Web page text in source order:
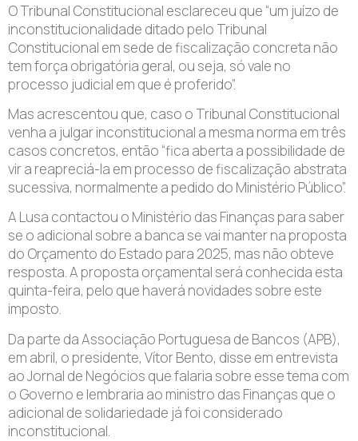
O Tribunal Constitucional esclareceu que “um juízo de
inconstitucionalidade ditado pelo Tribunal
Constitucional em sede de fiscalização concreta não
tem força obrigatória geral, ou seja, só vale no
processo judicial em que é proferido”.
Mas acrescentou que, caso o Tribunal Constitucional
venha a julgar inconstitucional a mesma norma em três
casos concretos, então “fica aberta a possibilidade de
vir a reapreciá-la em processo de fiscalização abstrata
sucessiva, normalmente a pedido do Ministério Público”.
A Lusa contactou o Ministério das Finanças para saber
se o adicional sobre a banca se vai manter na proposta
do Orçamento do Estado para 2025, mas não obteve
resposta. A proposta orçamental será conhecida esta
quinta-feira, pelo que haverá novidades sobre este
imposto.
Da parte da Associação Portuguesa de Bancos (APB),
em abril, o presidente, Vítor Bento, disse em entrevista
ao Jornal de Negócios que falaria sobre esse tema com
o Governo e lembraria ao ministro das Finanças que o
adicional de solidariedade já foi considerado
inconstitucional.